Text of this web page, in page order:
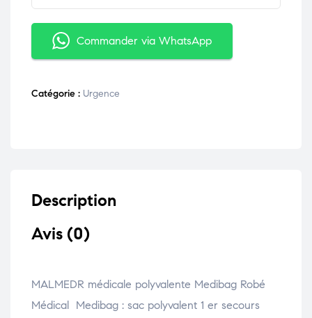
Commander via WhatsApp
Catégorie : Urgence
Description
Avis (0)
MALMEDR médicale polyvalente Medibag Robé
Médical Medibag : sac polyvalent 1 er secours